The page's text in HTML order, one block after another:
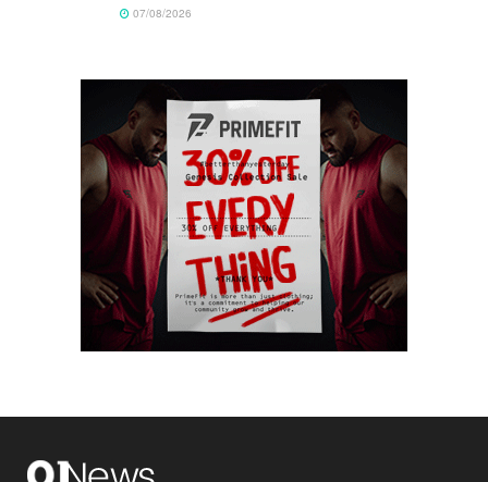
07/08/2026